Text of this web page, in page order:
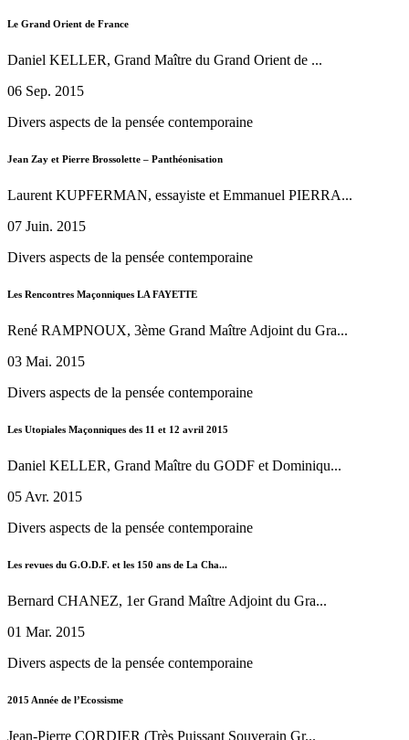
Le Grand Orient de France
Daniel KELLER, Grand Maître du Grand Orient de ...
06 Sep. 2015
Divers aspects de la pensée contemporaine
Jean Zay et Pierre Brossolette – Panthéonisation
Laurent KUPFERMAN, essayiste et Emmanuel PIERRA...
07 Juin. 2015
Divers aspects de la pensée contemporaine
Les Rencontres Maçonniques LA FAYETTE
René RAMPNOUX, 3ème Grand Maître Adjoint du Gra...
03 Mai. 2015
Divers aspects de la pensée contemporaine
Les Utopiales Maçonniques des 11 et 12 avril 2015
Daniel KELLER, Grand Maître du GODF et Dominiqu...
05 Avr. 2015
Divers aspects de la pensée contemporaine
Les revues du G.O.D.F. et les 150 ans de La Cha...
Bernard CHANEZ, 1er Grand Maître Adjoint du Gra...
01 Mar. 2015
Divers aspects de la pensée contemporaine
2015 Année de l’Ecossisme
Jean-Pierre CORDIER (Très Puissant Souverain Gr...